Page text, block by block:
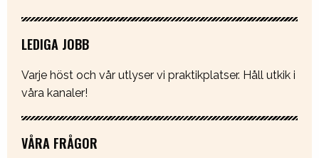
LEDIGA JOBB
Varje höst och vår utlyser vi praktikplatser. Håll utkik i
våra kanaler!
VÅRA FRÅGOR